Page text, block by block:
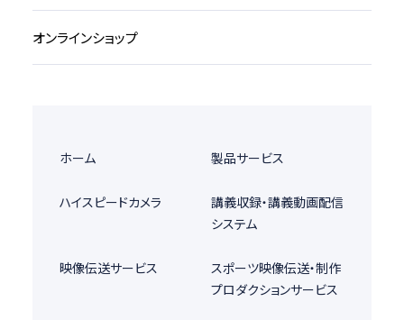
オンラインショップ
ホーム 製品サービス
ハイスピードカメラ
講義収録・講義動画配信
システム
映像伝送サービス
スポーツ映像伝送・制作
プロダクションサービス